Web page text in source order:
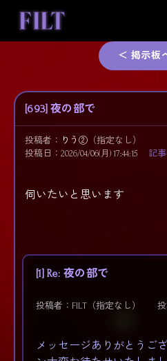
content
＜ 掲示板
[693] 夜の部で
投稿者： りう② （指定なし）
投稿日：2026/04/06(月) 17:44:15
記
伺いたいと思います
[1] Re: 夜の部で
投稿者：FILT（指定なし） 投
メッセージありがとうご